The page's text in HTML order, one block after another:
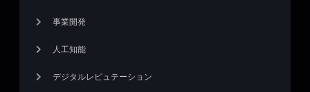
事業開発
人工知能
デジタルレピュテーション